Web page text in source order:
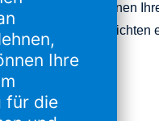
DSGVO. Sie können
Aufbewahrungsplichten